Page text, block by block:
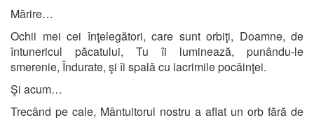
Mărire…
Ochii mei cei înţelegători, care sunt orbiţi, Doamne, de
întunericul păcatului, Tu îi luminează, punându-le
smerenie, Îndurate, şi îi spală cu lacrimile pocăinţei.
Şi acum…
Trecând pe cale, Mântuitorul nostru a aflat un orb fără de